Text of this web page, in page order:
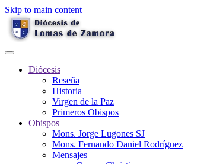
Skip to main content
Diócesis
Reseña
Historia
Virgen de la Paz
Primeros Obispos
Obispos
Mons. Jorge Lugones SJ
Mons. Fernando Daniel Rodríguez
Mensajes